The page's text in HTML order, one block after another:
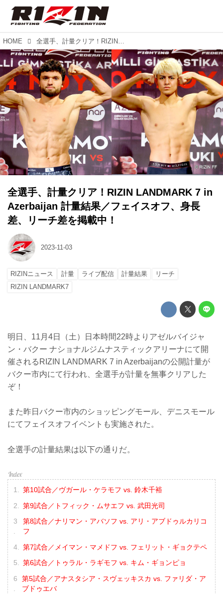
HOME 全選手、計量クリア！RIZIN LANDMARK 7 in Azerbaijan 計量結果／フェイスオフ、身長差、リーチ差を掲載中！
全選手、計量クリア！RIZIN LANDMARK 7 in
Azerbaijan 計量結果／フェイスオフ、身長
差、リーチ差を掲載中！
2023-11-03
RIZINニュース 計量 ライブ配信 計量結果
リーチ
RIZIN LANDMARK7
明日、11月4日（土）日本時間22時よりアゼルバイジャ
ン・バクー ナショナルジムナスティックアリーナにて開
催されるRIZIN LANDMARK 7 in Azerbaijanの公開計量が
バクー市内にて行われ、全選手が計量を無事クリアした
ぞ！
また昨日バクー市内のショッピングモール、デニスモール
にてフェイスオフイベントも実施された。
全選手の計量結果は以下の通りだ。
第10試合／ヴガール・ケラモフ vs. 鈴木千裕
第9試合／トフィック・ムサエフ vs. 武田光司
第8試合／ナリマン・アバソフ vs. アリ・アブドゥルカリコ
フ
第7試合／メイマン・マメドフ vs. フェリット・ギョクテペ
第6試合／トゥラル・ラギモフ vs. キム・ギョンピョ
第5試合／アナスタシア・スヴェッキスカ vs. ファリダ・ア
ブドゥエバ